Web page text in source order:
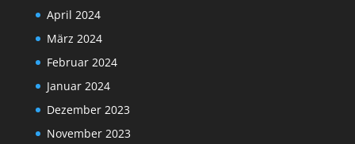
April 2024
März 2024
Februar 2024
Januar 2024
Dezember 2023
November 2023